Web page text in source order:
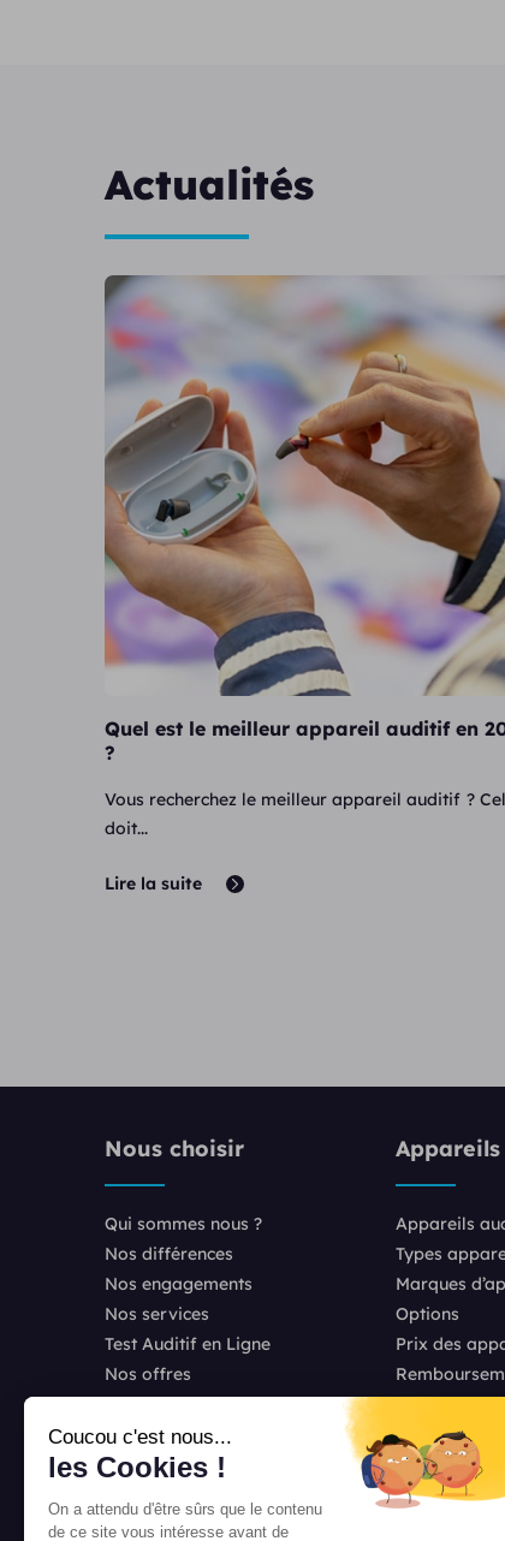
Coucou c'est nous...
les Cookies !
On a attendu d'être sûrs que le contenu
de ce site vous intéresse avant de
Actualités
Quel est le meilleur appareil auditif en
?
Vous recherchez le meilleur appareil auditif ?
doit...
Lire la suite
Nous choisir
Qui sommes nous ?
Nos différences
Nos engagements
Nos services
Test Auditif en Ligne
Nos offres
Témoignages
Recrutement
Franchise Unisson
Appareils
Types
Marques
Options
Prix des
Comparatif